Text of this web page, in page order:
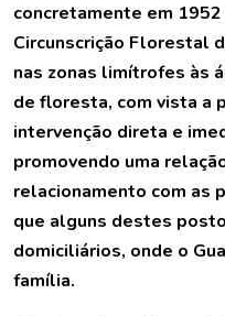
concretamente em 1952
Circunscrição Florestal
nas zonas limítrofes às
de floresta, com vista a
intervenção direta e
promovendo uma
relacionamento com as
que alguns destes
domiciliários, onde o
família.